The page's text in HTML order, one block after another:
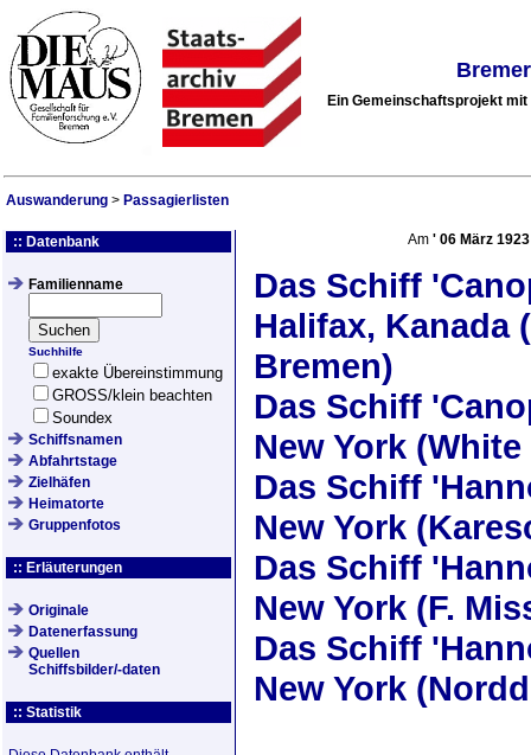
Ein Gemeinschaftsprojekt
Auswanderung > Passagierlisten
:: Datenbank
Familienname
Suchhilfe
exakte Übereinstimmung
GROSS/klein beachten
Soundex
Schiffsnamen
Abfahrtstage
Zielhäfen
Heimatorte
Gruppenfotos
:: Erläuterungen
Originale
Datenerfassung
Quellen
Schiffsbilder/-daten
:: Statistik
Am ' 06 März 1923
Das Schiff
Halifax, Kanada
Bremen)
Das Schiff
New York
Das Schiff
New York
Das Schiff
New York (F.
Das Schiff
New York